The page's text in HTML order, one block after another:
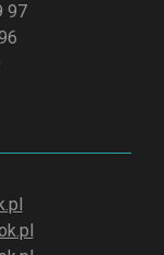
97